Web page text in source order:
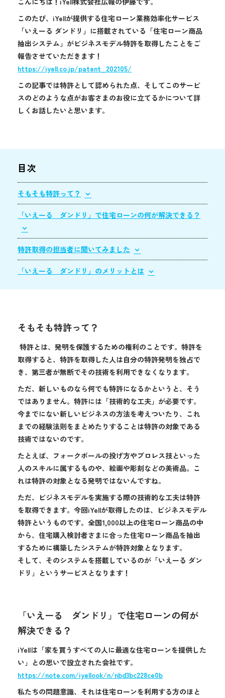
このたび、iYellが提供する住宅ローン業務効率化サービス
「いえーる ダンドリ」に搭載されている「住宅ローン商品
抽出システム」がビジネスモデル特許を取得したことをご
報告させていただきます！
https://iyell.co.jp/patent_202105/
この記事では特許として認められた点、そしてこのサービ
スのどのような点がお客さまのお役に立てるかについて詳
しくお話したいと思います。
目次
そもそも特許って？
「いえーる ダンドリ」で住宅ローンの何が解決できる？
特許取得の担当者に聞いてみました
「いえーる ダンドリ」のメリットとは
そもそも特許って？
特許とは、発明を保護するための権利のことです。特許を
取得すると、特許を取得した人は自分の特許発明を独占で
き、第三者が無断でその技術を利用できなくなります。
ただ、新しいものなら何でも特許になるかというと、そう
ではありません。特許には「技術的な工夫」が必要です。
今までにない新しいビジネスの方法を考えついたり、これ
までの経験法則をまとめたりすることは特許の対象である
技術ではないのです。
たとえば、フォークボールの投げ方やプロレス技といった
人のスキルに属するものや、絵画や彫刻などの美術品。こ
れは特許の対象となる発明ではないんですね。
ただ、ビジネスモデルを実施する際の技術的な工夫は特許
を取得できます。今回iYellが取得したのは、ビジネスモデル
特許というものです。全国1,000以上の住宅ローン商品の中
から、住宅購入検討者さまに合った住宅ローン商品を抽出
するために構築したシステムが特許対象となります。
そして、そのシステムを搭載しているのが「いえーる ダン
ドリ」というサービスとなります！
「いえーる ダンドリ」で住宅ローンの何が
解決できる？
iYellは「家を買うすべての人に最適な住宅ローンを提供した
い」との思いで設立された会社です。
https://note.com/iyellook/n/nbd3bc228ce0b
私たちの問題意識、それは住宅ローンを利用する方のほと